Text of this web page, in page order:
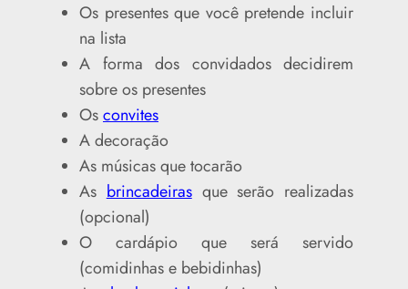
Os presentes que você pretende incluir
na lista
A forma dos convidados decidirem
sobre os presentes
Osconvites
A decoração
As músicas que tocarão
As brincadeiras que serão realizadas
(opcional)
O cardápio que será servido
(comidinhas e bebidinhas)